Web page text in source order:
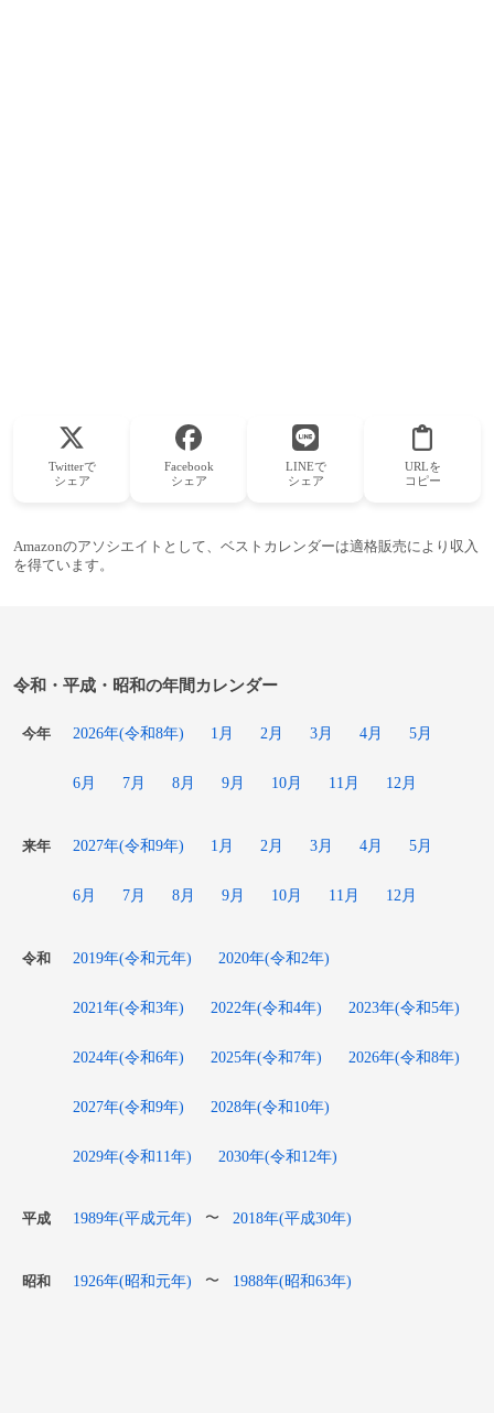
Twitterで
シェア
Facebook
シェア
LINEで
シェア
URLを
コピー
Amazonのアソシエイトとして、ベストカレンダーは適格販売により収入
を得ています。
令和・平成・昭和の年間カレンダー
今年 2026年(令和8年) 1月 2月 3月 4月 5月
6月 7月 8月 9月 10月 11月 12月
来年 2027年(令和9年) 1月 2月 3月 4月 5月
6月 7月 8月 9月 10月 11月 12月
令和 2019年(令和元年) 2020年(令和2年)
2021年(令和3年) 2022年(令和4年) 2023年(令和5年)
2024年(令和6年) 2025年(令和7年) 2026年(令和8年)
2027年(令和9年) 2028年(令和10年)
2029年(令和11年) 2030年(令和12年)
平成 1989年(平成元年) 〜 2018年(平成30年)
昭和 1926年(昭和元年) 〜 1988年(昭和63年)